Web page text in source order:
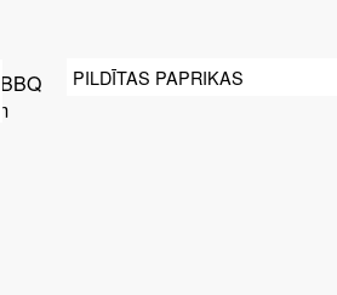
PILDĪTAS PAPRIKAS